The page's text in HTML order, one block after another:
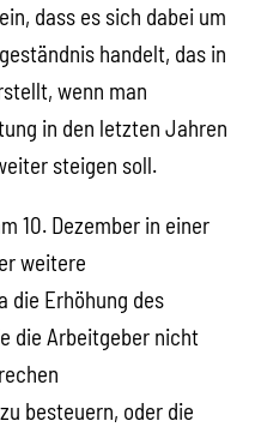
dass es sich dabei um
handelt, das in
wenn man
in den letzten Jahren
steigen soll.
10. Dezember in einer
weitere
die Erhöhung des
die Arbeitgeber nicht
besteuern, oder die